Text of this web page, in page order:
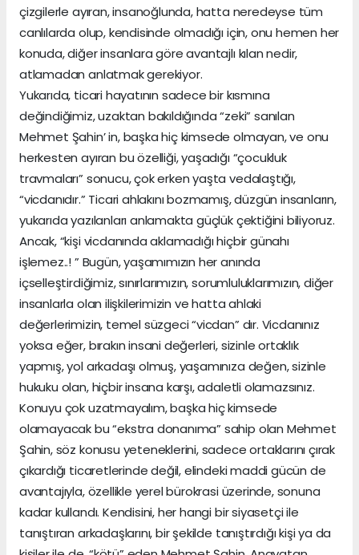
çizgilerle ayıran, insanoğlunda, hatta neredeyse tüm
canlılarda olup, kendisinde olmadığı için, onu hemen her
konuda, diğer insanlara göre avantajlı kılan nedir,
atlamadan anlatmak gerekiyor.
Yukarıda, ticari hayatının sadece bir kısmına
değindiğimiz, uzaktan bakıldığında “zeki” sanılan
Mehmet Şahin’ in, başka hiç kimsede olmayan, ve onu
herkesten ayıran bu özelliği, yaşadığı “çocukluk
travmaları” sonucu, çok erken yaşta vedalaştığı,
“vicdanıdır.” Ticari ahlakını bozmamış, düzgün insanların,
yukarıda yazılanları anlamakta güçlük çektiğini biliyoruz.
Ancak, “kişi vicdanında aklamadığı hiçbir günahı
işlemez..! ” Bugün, yaşamımızın her anında
içselleştirdiğimiz, sınırlarımızın, sorumluluklarımızın, diğer
insanlarla olan ilişkilerimizin ve hatta ahlaki
değerlerimizin, temel süzgeci “vicdan” dır. Vicdanınız
yoksa eğer, bırakın insani değerleri, sizinle ortaklık
yapmış, yol arkadaşı olmuş, yaşamınıza değen, sizinle
hukuku olan, hiçbir insana karşı, adaletli olamazsınız.
Konuyu çok uzatmayalım, başka hiç kimsede
olamayacak bu “ekstra donanıma” sahip olan Mehmet
Şahin, söz konusu yeteneklerini, sadece ortaklarını çırak
çıkardığı ticaretlerinde değil, elindeki maddi gücün de
avantajıyla, özellikle yerel bürokrasi üzerinde, sonuna
kadar kullandı. Kendisini, her hangi bir siyasetçi ile
tanıştıran arkadaşlarını, bir şekilde tanıştırdığı kişi ya da